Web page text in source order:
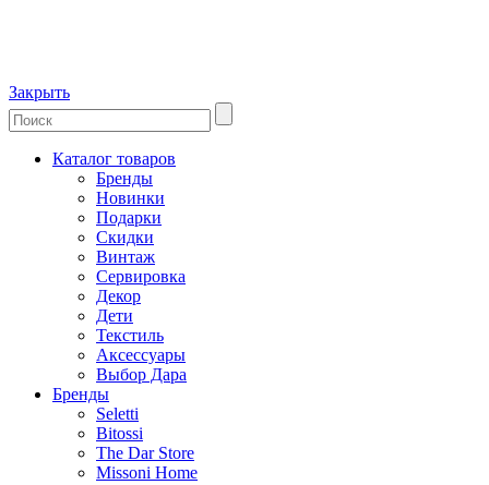
Закрыть
Каталог товаров
Бренды
Новинки
Подарки
Скидки
Винтаж
Сервировка
Декор
Дети
Текстиль
Аксессуары
Выбор Дара
Бренды
Seletti
Bitossi
The Dar Store
Missoni Home